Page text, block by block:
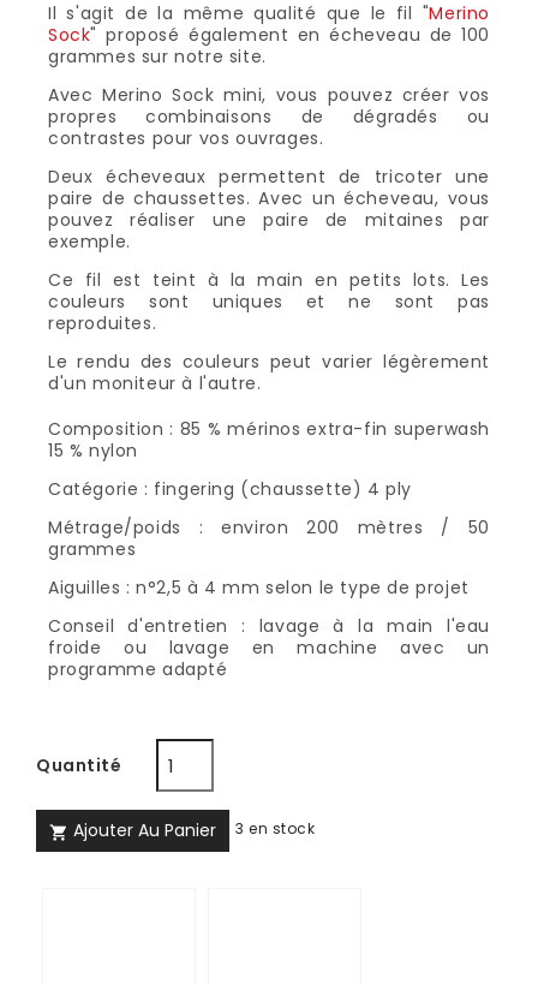
Il s'agit de la même qualité que le fil "Merino
Sock" proposé également en écheveau de 100
grammes sur notre site.
Avec Merino Sock mini, vous pouvez créer vos
propres combinaisons de dégradés ou
contrastes pour vos ouvrages.
Deux écheveaux permettent de tricoter une
paire de chaussettes. Avec un écheveau, vous
pouvez réaliser une paire de mitaines par
exemple.
Ce fil est teint à la main en petits lots. Les
couleurs sont uniques et ne sont pas
reproduites.
Le rendu des couleurs peut varier légèrement
d'un moniteur à l'autre.
Composition : 85 % mérinos extra-fin superwash
15 % nylon
Catégorie : fingering (chaussette) 4 ply
Métrage/poids : environ 200 mètres / 50
grammes
Aiguilles : n°2,5 à 4 mm selon le type de projet
Conseil d'entretien : lavage à la main l'eau
froide ou lavage en machine avec un
programme adapté
Quantité
 Ajouter Au Panier 3 en stock